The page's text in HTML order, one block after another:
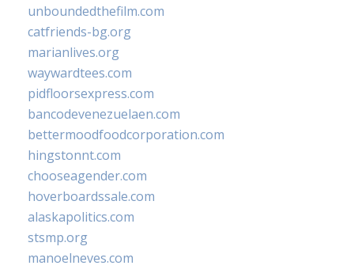
unboundedthefilm.com
catfriends-bg.org
marianlives.org
waywardtees.com
pidfloorsexpress.com
bancodevenezuelaen.com
bettermoodfoodcorporation.com
hingstonnt.com
chooseagender.com
hoverboardssale.com
alaskapolitics.com
stsmp.org
manoelneves.com